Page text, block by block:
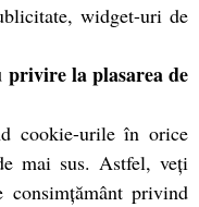
widget-uri de
la plasarea de
cookie-urile în orice
mai sus. Astfel, veți
consimțământ privind